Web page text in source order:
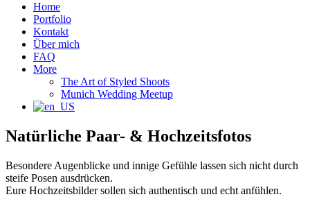
Home
Portfolio
Kontakt
Über mich
FAQ
More
The Art of Styled Shoots
Munich Wedding Meetup
Natürliche Paar- & Hochzeitsfotos
Besondere Augenblicke und innige Gefühle lassen sich nicht durch
steife Posen ausdrücken.
Eure Hochzeitsbilder sollen sich authentisch und echt anfühlen.